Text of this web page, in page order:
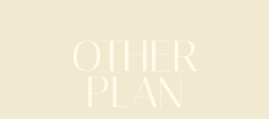
OTHER
PLAN